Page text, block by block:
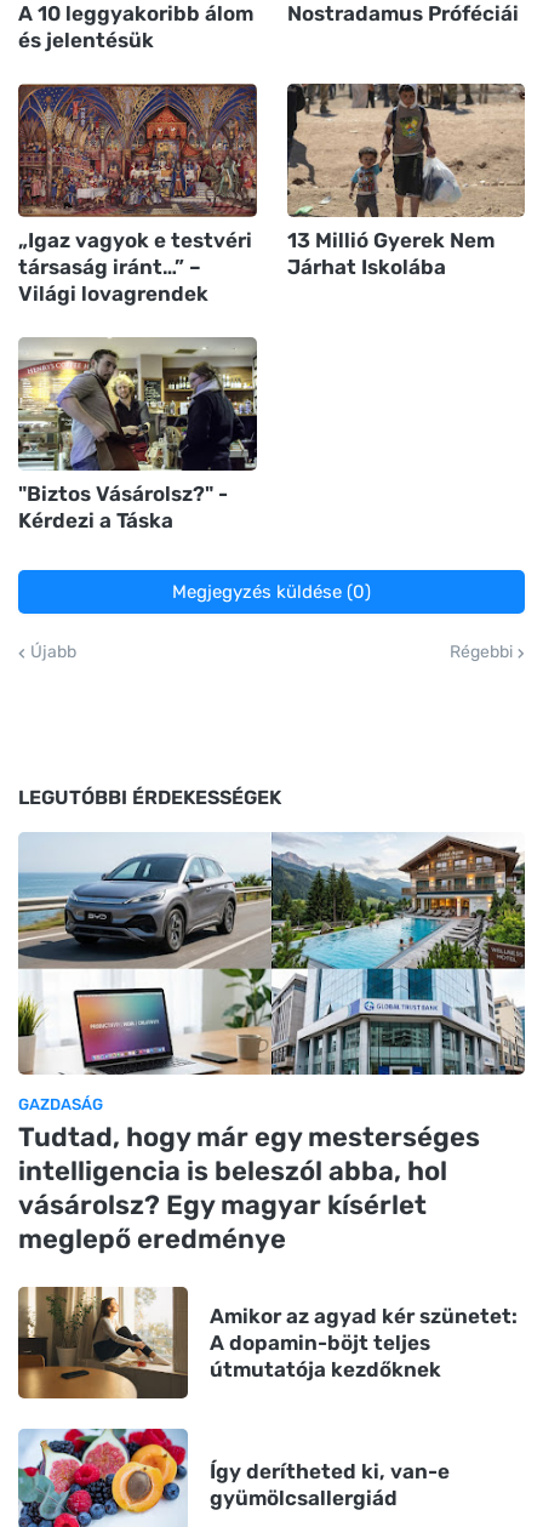
A 10 leggyakoribb álom
és jelentésük
Nostradamus Próféciái
„Igaz vagyok e testvéri
társaság iránt…” –
Világi lovagrendek
13 Millió Gyerek Nem
Járhat Iskolába
"Biztos Vásárolsz?" -
Kérdezi a Táska
Megjegyzés küldése (0)
Újabb Régebbi
LEGUTÓBBI ÉRDEKESSÉGEK
GAZDASÁG
Tudtad, hogy már egy mesterséges
intelligencia is beleszól abba, hol
vásárolsz? Egy magyar kísérlet
meglepő eredménye
Amikor az agyad kér szünetet:
A dopamin-böjt teljes
útmutatója kezdőknek
Így derítheted ki, van-e
gyümölcsallergiád